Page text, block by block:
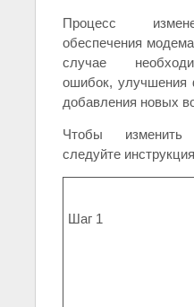
Процесс
обеспечения
случае
ошибок, улучшения
добавления новых
Чтобы
следуйте
Шаг 1